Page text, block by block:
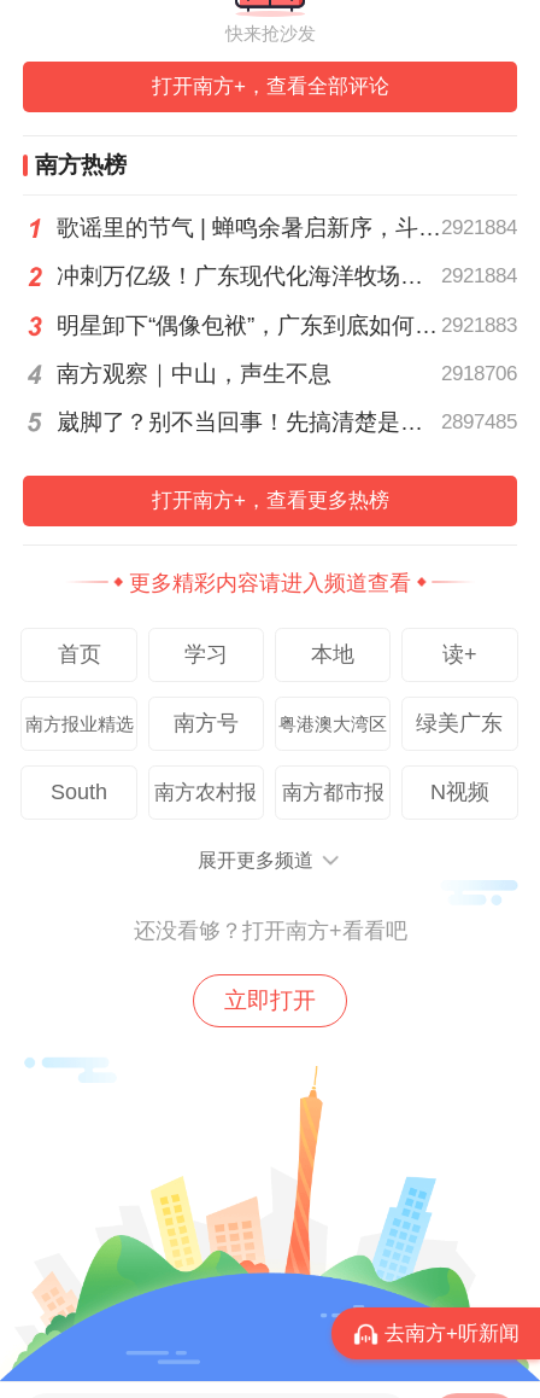
物流装备全链路解决方案，再到全自动化智
慧工厂生产线，超3000项最新成果与前沿技
术集中登场，数智未来展成为年度硬核科技
智能发布最新款自动驾驶飞行器，福昆、丰
翼科技等企业推出低空物流配送等迭代新
品，引领行业潮流。由中国人民警察大学
（广州）重点打造的“智能警用装备实战应用
与无人机防控技术展区”，汇聚杰创智能、泰
企业，展示最新实战应用技术。现场，一场
人机协同警情处置实战演示吸引了不少观众
广州市半导体协会携粤芯半导体、安凯微电
料、中科飞龙、芯见科技、全图晶测、澳企
上下游优质单位组团亮相“低空智脑·航天核
天、晔生航空、万虹科技、理工全盛、中雷
电科、瑞宝电器、索辰科技、华夏航安等企
心部件、防控装备、空管系统等领域的最新
产品及解决方案，引发行业观众热议。
此外，智能装备与机器人赛道、智慧物流装
备领域不乏亮点。“具身智能”与“AI+物流”成
为展会核心亮点，如何让前沿人工智能深度
融入智能物流装备、机器人及作业流程，已
是行业重点探索的方向。该板块既展示当下
成熟技术，也勾勒出智慧物流与智能制造融
合发展的未来图景。
快来抢沙发
打开南方+，查看全部评论
南方热榜
歌谣里的节气 | 蝉鸣余暑启新序，斗指西南迎立秋2921884
冲刺万亿级！广东现代化海洋牧场建设提速 2921884
明星卸下“偶像包袱”，广东到底如何让人变松弛？ | 好看·南方号 2921883
南方观察｜中山，声生不息 2918706
崴脚了？别不当回事！先搞清楚是几级伤｜运动加油站 2897485
打开南方+，查看更多热榜
更多精彩内容请进入频道查看
首页 学习 本地 读+
南方报业精选 南方号 粤港澳大湾区 绿美广东
South 南方农村报 南方都市报 N视频
展开更多频道
还没看够？打开南方+看看吧
立即打开
去南方+听新闻